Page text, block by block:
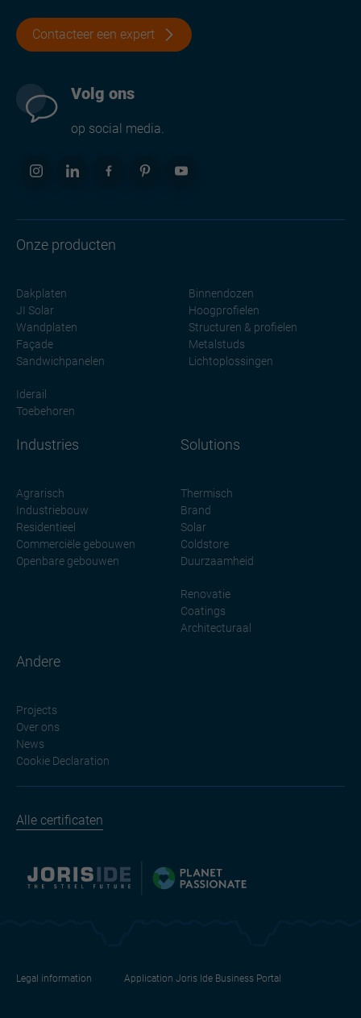
Contacteer een expert
Volg ons
op social media.
Onze producten
Dakplaten
JI Solar
Wandplaten
Façade
Sandwichpanelen
Binnendozen
Hoogprofielen
Structuren & profielen
Metalstuds
Lichtoplossingen
Iderail
Toebehoren
Industries
Agrarisch
Industriebouw
Residentieel
Commerciële gebouwen
Openbare gebouwen
Solutions
Thermisch
Brand
Solar
Coldstore
Duurzaamheid
Renovatie
Coatings
Architecturaal
Andere
Projects
Over ons
News
Cookie Declaration
Alle certificaten
Legal information Application Joris Ide Business Portal